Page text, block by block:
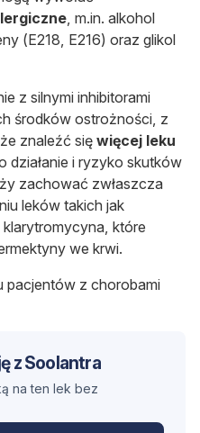
, m.in. alkohol
(E218, E216) oraz glikol
z silnymi inhibitorami
środków ostrożności, z
znaleźć się więcej leku
działanie i ryzyko skutków
zachować zwłaszcza
leków takich jak
które
we krwi.
pacjentów z chorobami
z Soolantra
na ten lek bez